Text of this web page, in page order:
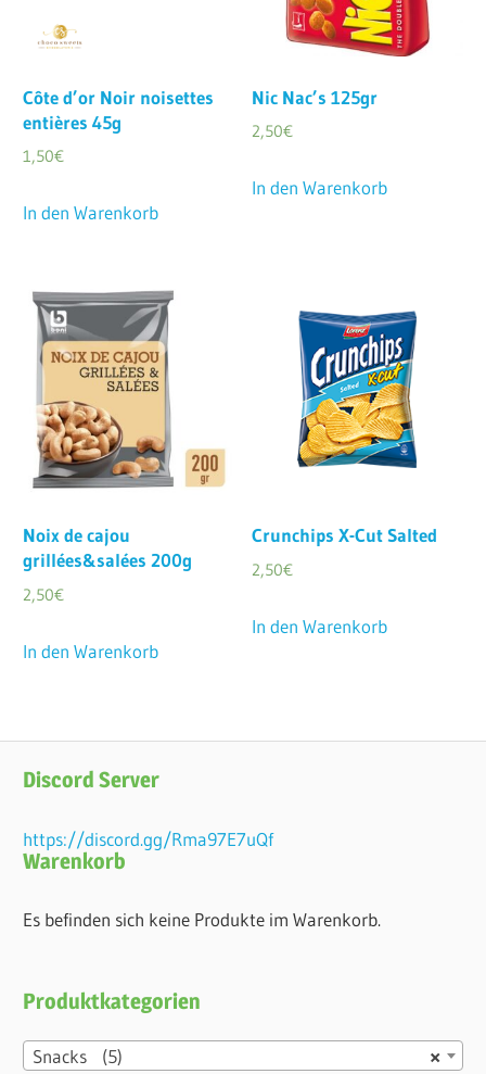
Côte d’or Noir noisettes
entières 45g
1,50€
In den Warenkorb
Nic Nac’s 125gr
2,50€
In den Warenkorb
Noix de cajou
grillées&salées 200g
2,50€
In den Warenkorb
Crunchips X-Cut Salted
2,50€
In den Warenkorb
Discord Server
https://discord.gg/Rma97E7uQf
Warenkorb
Es befinden sich keine Produkte im Warenkorb.
Produktkategorien
×
Snacks (5)